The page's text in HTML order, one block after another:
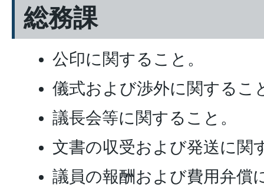
総務課
公印に関すること。
儀式および渉外に関するこ
議長会等に関すること。
文書の収受および発送に関
議員の報酬および費用弁償